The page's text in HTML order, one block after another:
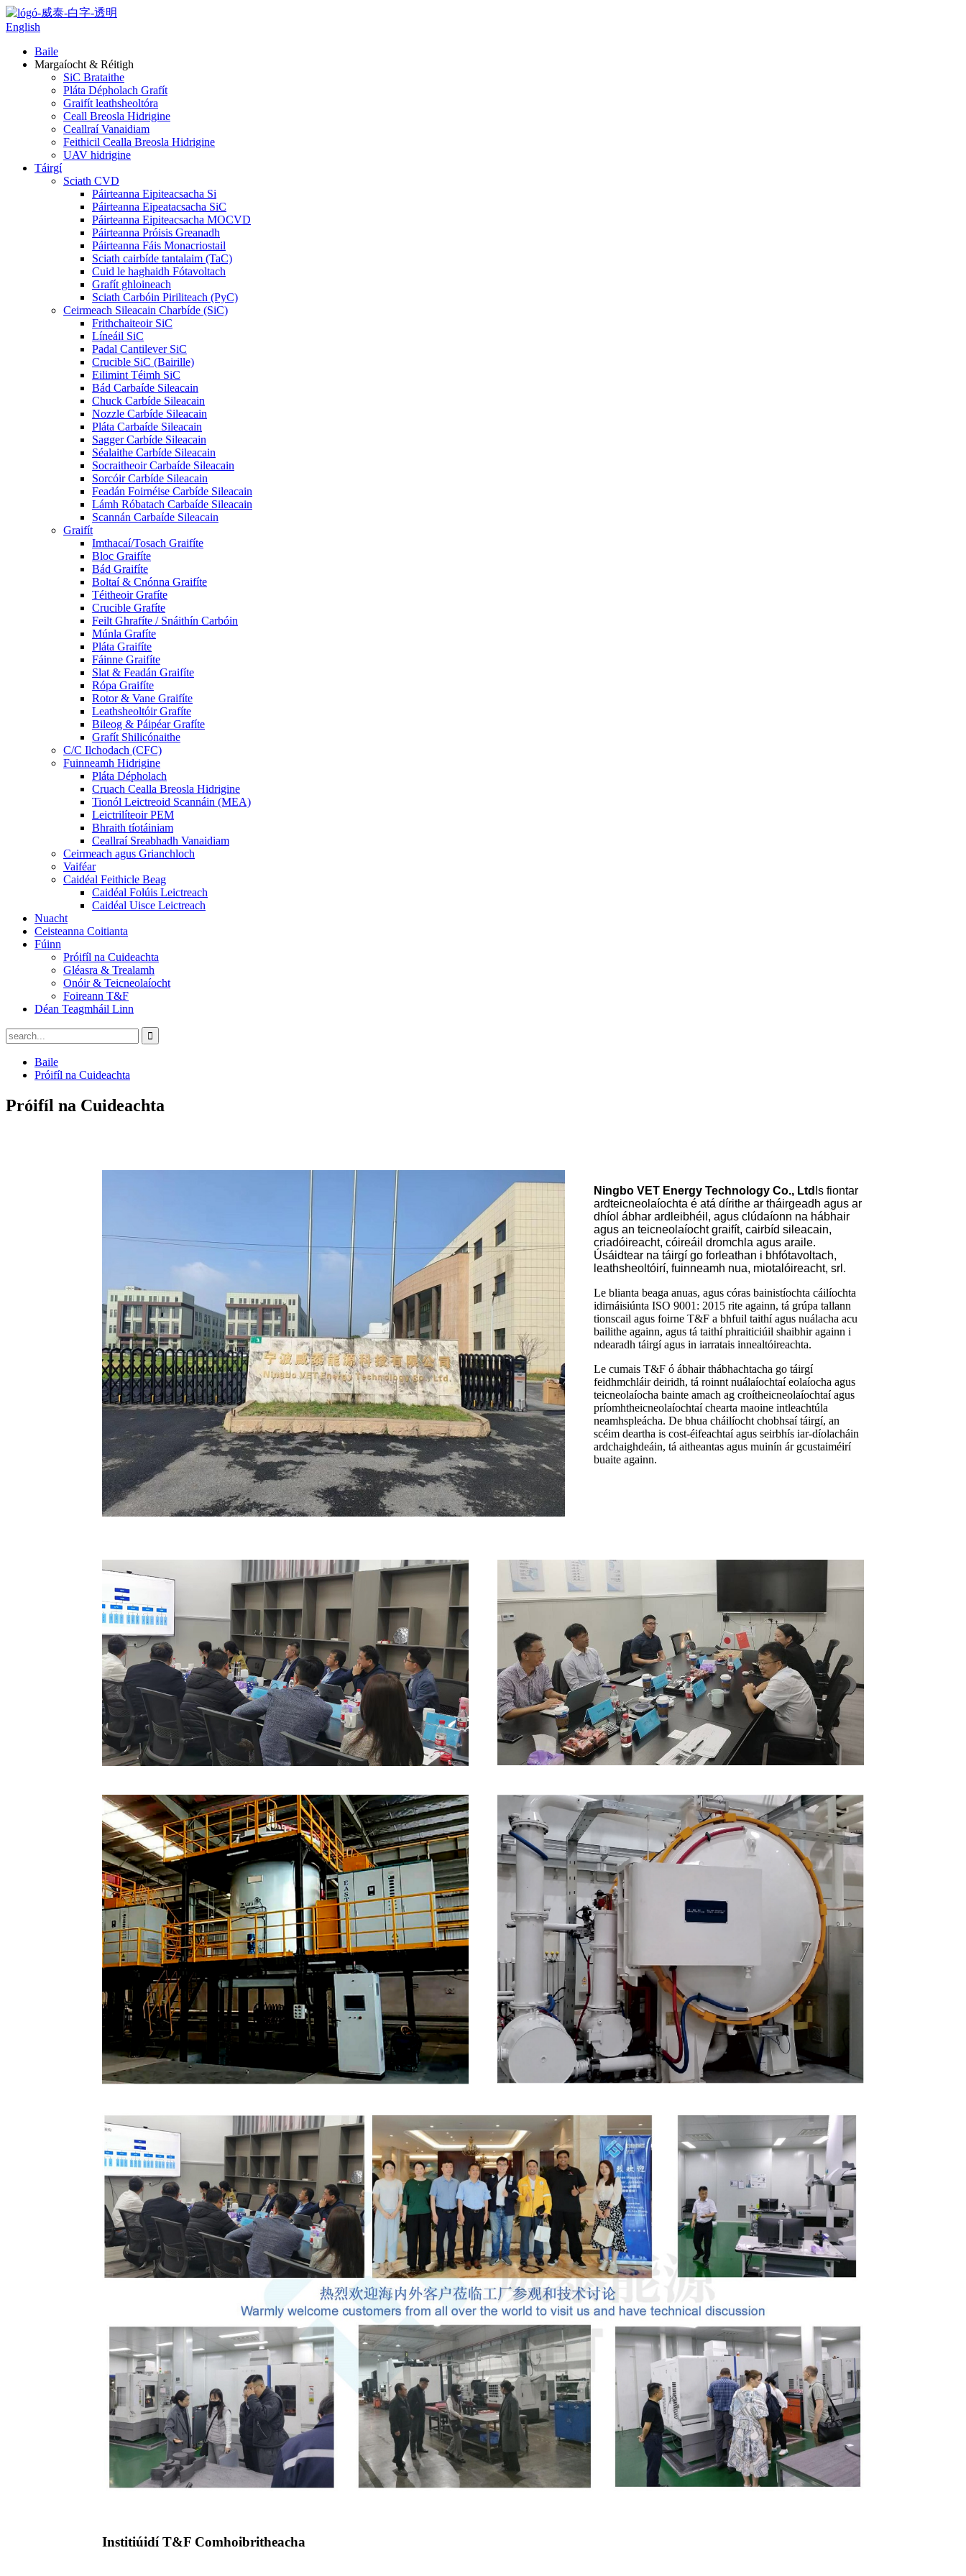
English
Baile
Margaíocht & Réitigh
SiC Brataithe
Pláta Dépholach Grafít
Graifít leathsheoltóra
Ceall Breosla Hidrigine
Ceallraí Vanaidiam
Feithicil Cealla Breosla Hidrigine
UAV hidrigine
Táirgí
Sciath CVD
Páirteanna Eipiteacsacha Si
Páirteanna Eipeatacsacha SiC
Páirteanna Eipiteacsacha MOCVD
Páirteanna Próisis Greanadh
Páirteanna Fáis Monacriostail
Sciath cairbíde tantalaim (TaC)
Cuid le haghaidh Fótavoltach
Grafít ghloineach
Sciath Carbóin Piriliteach (PyC)
Ceirmeach Sileacain Charbíde (SiC)
Frithchaiteoir SiC
Líneáil SiC
Padal Cantilever SiC
Crucible SiC (Bairille)
Eilimint Téimh SiC
Bád Carbaíde Sileacain
Chuck Carbíde Sileacain
Nozzle Carbíde Sileacain
Pláta Carbaíde Sileacain
Sagger Carbíde Sileacain
Séalaithe Carbíde Sileacain
Socraitheoir Carbaíde Sileacain
Sorcóir Carbíde Sileacain
Feadán Foirnéise Carbíde Sileacain
Lámh Róbatach Carbaíde Sileacain
Scannán Carbaíde Sileacain
Graifít
Imthacaí/Tosach Graifíte
Bloc Graifíte
Bád Graifíte
Boltaí & Cnónna Graifíte
Téitheoir Grafíte
Crucible Grafíte
Feilt Ghrafíte / Snáithín Carbóin
Múnla Grafíte
Pláta Graifíte
Fáinne Graifíte
Slat & Feadán Graifíte
Rópa Graifíte
Rotor & Vane Graifíte
Leathsheoltóir Grafíte
Bileog & Páipéar Grafíte
Grafít Shilicónaithe
C/C Ilchodach (CFC)
Fuinneamh Hidrigine
Pláta Dépholach
Cruach Cealla Breosla Hidrigine
Tionól Leictreoid Scannáin (MEA)
Leictrilíteoir PEM
Bhraith tíotáiniam
Ceallraí Sreabhadh Vanaidiam
Ceirmeach agus Grianchloch
Vaiféar
Caidéal Feithicle Beag
Caidéal Folúis Leictreach
Caidéal Uisce Leictreach
Nuacht
Ceisteanna Coitianta
Fúinn
Próifíl na Cuideachta
Gléasra & Trealamh
Onóir & Teicneolaíocht
Foireann T&F
Déan Teagmháil Linn
Baile
Próifíl na Cuideachta
Próifíl na Cuideachta
Ningbo VET Energy Technology Co., Ltd Is fiontar
ardteicneolaíochta é atá dírithe ar tháirgeadh agus ar
dhíol ábhar ardleibhéil, agus clúdaíonn na hábhair
agus an teicneolaíocht graifít, cairbíd sileacain,
criadóireacht, cóireáil dromchla agus araile.
Úsáidtear na táirgí go forleathan i bhfótavoltach,
leathsheoltóirí, fuinneamh nua, miotalóireacht, srl.
Le blianta beaga anuas, agus córas bainistíochta cáilíochta
idirnáisiúnta ISO 9001: 2015 rite againn, tá grúpa tallann
tionscail agus foirne T&F a bhfuil taithí agus nuálacha acu
bailithe againn, agus tá taithí phraiticiúil shaibhir againn i
ndearadh táirgí agus in iarratais innealtóireachta.
Le cumais T&F ó ábhair thábhachtacha go táirgí
feidhmchláir deiridh, tá roinnt nuálaíochtaí eolaíocha agus
teicneolaíocha bainte amach ag croítheicneolaíochtaí agus
príomhtheicneolaíochtaí chearta maoine intleachtúla
neamhspleácha. De bhua cháilíocht chobhsaí táirgí, an
scéim deartha is cost-éifeachtaí agus seirbhís iar-díolacháin
ardchaighdeáin, tá aitheantas agus muinín ár gcustaiméirí
buaite againn.
Institiúidí T&F Comhoibritheacha